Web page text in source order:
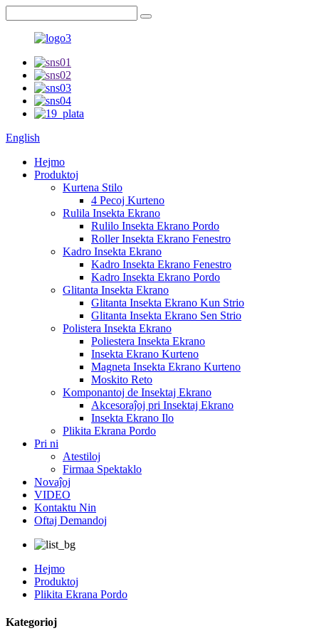
English
Hejmo
Produktoj
Kurtena Stilo
4 Pecoj Kurteno
Rulila Insekta Ekrano
Rulilo Insekta Ekrano Pordo
Roller Insekta Ekrano Fenestro
Kadro Insekta Ekrano
Kadro Insekta Ekrano Fenestro
Kadro Insekta Ekrano Pordo
Glitanta Insekta Ekrano
Glitanta Insekta Ekrano Kun Strio
Glitanta Insekta Ekrano Sen Strio
Polistera Insekta Ekrano
Poliestera Insekta Ekrano
Insekta Ekrano Kurteno
Magneta Insekta Ekrano Kurteno
Moskito Reto
Komponantoj de Insektaj Ekrano
Akcesoraĵoj pri Insektaj Ekrano
Insekta Ekrano Ilo
Plikita Ekrana Pordo
Pri ni
Atestiloj
Firmaa Spektaklo
Novaĵoj
VIDEO
Kontaktu Nin
Oftaj Demandoj
Hejmo
Produktoj
Plikita Ekrana Pordo
Kategorioj